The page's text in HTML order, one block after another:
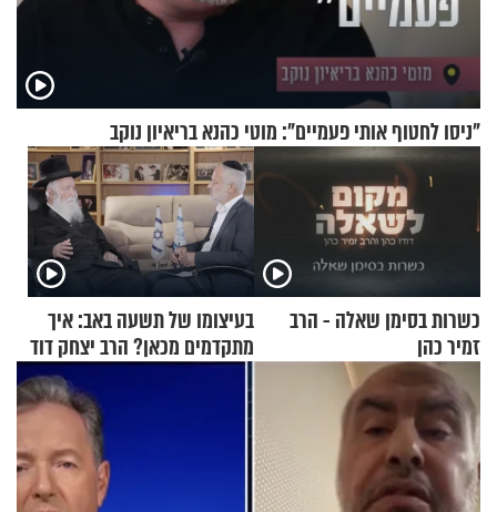
"ניסו לחטוף אותי פעמיים": מוטי כהנא בריאיון נוקב
כשרות בסימן שאלה - הרב
זמיר כהן
בעיצומו של תשעה באב: איך
מתקדמים מכאן? הרב יצחק דוד
גרוסמן בשיחה מיוחדת